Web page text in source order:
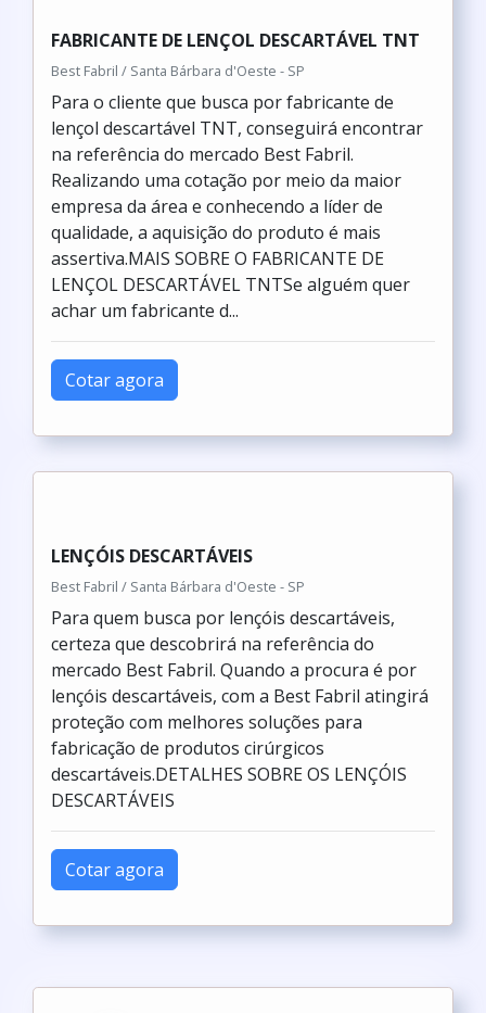
FABRICANTE DE LENÇOL DESCARTÁVEL TNT
Best Fabril / Santa Bárbara d'Oeste - SP
Para o cliente que busca por fabricante de
lençol descartável TNT, conseguirá encontrar
na referência do mercado Best Fabril.
Realizando uma cotação por meio da maior
empresa da área e conhecendo a líder de
qualidade, a aquisição do produto é mais
assertiva.MAIS SOBRE O FABRICANTE DE
LENÇOL DESCARTÁVEL TNTSe alguém quer
achar um fabricante d...
Cotar agora
LENÇÓIS DESCARTÁVEIS
Best Fabril / Santa Bárbara d'Oeste - SP
Para quem busca por lençóis descartáveis,
certeza que descobrirá na referência do
mercado Best Fabril. Quando a procura é por
lençóis descartáveis, com a Best Fabril atingirá
proteção com melhores soluções para
fabricação de produtos cirúrgicos
descartáveis.DETALHES SOBRE OS LENÇÓIS
DESCARTÁVEIS
Cotar agora